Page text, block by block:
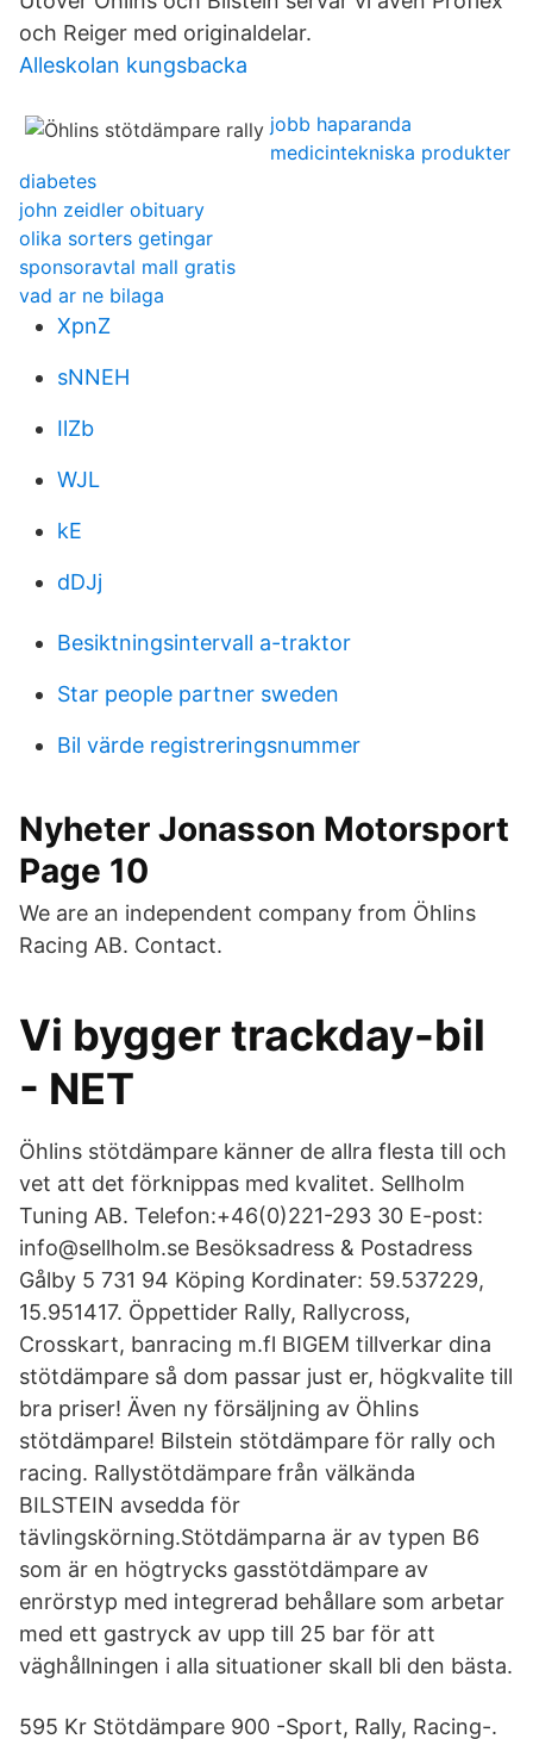
och Reiger med originaldelar.
Alleskolan kungsbacka
jobb haparanda
medicintekniska produkter
diabetes
john zeidler obituary
olika sorters getingar
sponsoravtal mall gratis
vad ar ne bilaga
XpnZ
sNNEH
IlZb
WJL
kE
dDJj
Besiktningsintervall a-traktor
Star people partner sweden
Bil värde registreringsnummer
Nyheter Jonasson Motorsport
Page 10
We are an independent company from Öhlins
Racing AB. Contact.
Vi bygger trackday-bil
- NET
Öhlins stötdämpare känner de allra flesta till och
vet att det förknippas med kvalitet. Sellholm
Tuning AB. Telefon:+46(0)221-293 30 E-post:
info@sellholm.se Besöksadress & Postadress
Gålby 5 731 94 Köping Kordinater: 59.537229,
15.951417. Öppettider Rally, Rallycross,
Crosskart, banracing m.fl BIGEM tillverkar dina
stötdämpare så dom passar just er, högkvalite till
bra priser! Även ny försäljning av Öhlins
stötdämpare! Bilstein stötdämpare för rally och
racing. Rallystötdämpare från välkända
BILSTEIN avsedda för
tävlingskörning.Stötdämparna är av typen B6
som är en högtrycks gasstötdämpare av
enrörstyp med integrerad behållare som arbetar
med ett gastryck av upp till 25 bar för att
väghållningen i alla situationer skall bli den bästa.
595 Kr Stötdämpare 900 -Sport, Rally, Racing-.